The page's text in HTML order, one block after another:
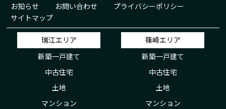
お知らせ
お問い合わせ
プライバシーポリシー
サイトマップ
瑞江エリア
新築一戸建て
中古住宅
土地
マンション
篠崎エリア
新築一戸建て
中古住宅
土地
マンション